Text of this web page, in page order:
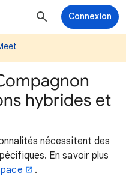
Connexion
hybrides et
nécessitent des
En savoir plus
.